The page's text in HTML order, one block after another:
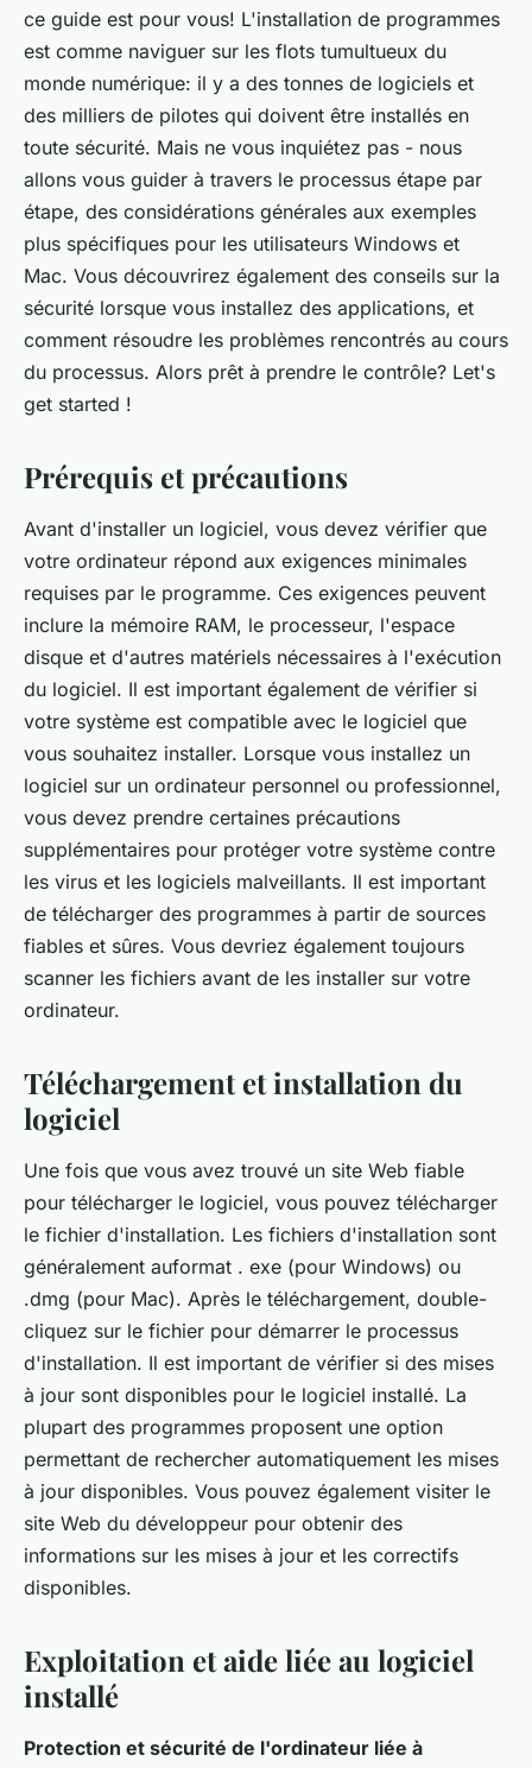
ce guide est pour vous! L'installation de programmes
est comme naviguer sur les flots tumultueux du
monde numérique: il y a des tonnes de logiciels et
des milliers de pilotes qui doivent être installés en
toute sécurité. Mais ne vous inquiétez pas - nous
allons vous guider à travers le processus étape par
étape, des considérations générales aux exemples
plus spécifiques pour les utilisateurs Windows et
Mac. Vous découvrirez également des conseils sur la
sécurité lorsque vous installez des applications, et
comment résoudre les problèmes rencontrés au cours
du processus. Alors prêt à prendre le contrôle? Let's
get started !
Prérequis et précautions
Avant d'installer un logiciel, vous devez vérifier que
votre ordinateur répond aux exigences minimales
requises par le programme. Ces exigences peuvent
inclure la mémoire RAM, le processeur, l'espace
disque et d'autres matériels nécessaires à l'exécution
du logiciel. Il est important également de vérifier si
votre système est compatible avec le logiciel que
vous souhaitez installer. Lorsque vous installez un
logiciel sur un ordinateur personnel ou professionnel,
vous devez prendre certaines précautions
supplémentaires pour protéger votre système contre
les virus et les logiciels malveillants. Il est important
de télécharger des programmes à partir de sources
fiables et sûres. Vous devriez également toujours
scanner les fichiers avant de les installer sur votre
ordinateur.
Téléchargement et installation du
logiciel
Une fois que vous avez trouvé un site Web fiable
pour télécharger le logiciel, vous pouvez télécharger
le fichier d'installation. Les fichiers d'installation sont
généralement auformat . exe (pour Windows) ou
.dmg (pour Mac). Après le téléchargement, double-
cliquez sur le fichier pour démarrer le processus
d'installation. Il est important de vérifier si des mises
à jour sont disponibles pour le logiciel installé. La
plupart des programmes proposent une option
permettant de rechercher automatiquement les mises
à jour disponibles. Vous pouvez également visiter le
site Web du développeur pour obtenir des
informations sur les mises à jour et les correctifs
disponibles.
Exploitation et aide liée au logiciel
installé
Protection et sécurité de l'ordinateur liée à